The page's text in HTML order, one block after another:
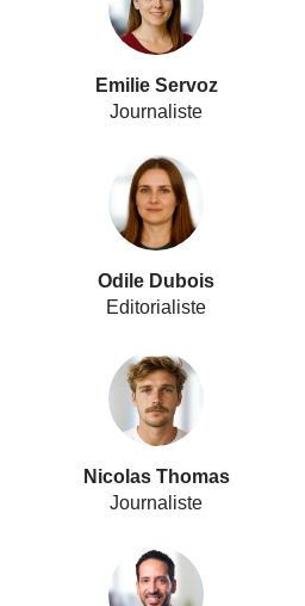
Emilie Servoz
Journaliste
Odile Dubois
Editorialiste
Nicolas Thomas
Journaliste